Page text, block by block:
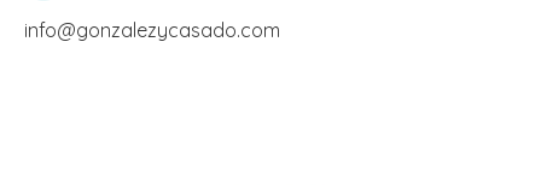
info@gonzalezycasado.com